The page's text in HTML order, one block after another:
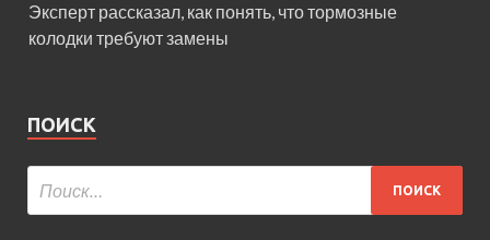
Эксперт рассказал, как понять, что тормозные
колодки требуют замены
ПОИСК